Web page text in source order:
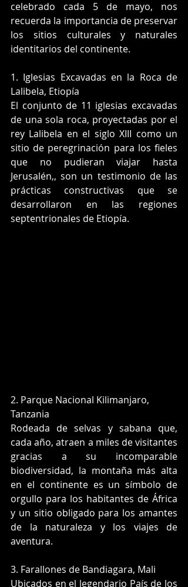
celebrado cada 5 de mayo, nos
recuerda la importancia de preservar
los sitios culturales y naturales
identitarios del continente.
1. Iglesias Excavadas en la Roca de
Lalibela, Etiopía
El conjunto de 11 iglesias excavadas
de una sola roca, proyectadas por el
rey Lalibela en el siglo XIII como un
sitio de peregrinación para los fieles
que no pudieran viajar hasta
Jerusalén,, son un testimonio de las
prácticas constructivas que se
desarrollaron en las regiones
septentrionales de Etiopía.
2. Parque Nacional Kilimanjaro,
Tanzania
Rodeada de selvas y sabana que,
cada año, atraen a miles de visitantes
gracias a su incomparable
biodiversidad, la montaña más alta
en el continente es un símbolo de
orgullo para los habitantes de África
y un sitio obligado para los amantes
de la naturaleza y los viajes de
aventura.
3. Farallones de Bandiagara, Mali
Ubicados en el legendario País de los